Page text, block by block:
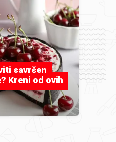
savršen
Kreni od ovih